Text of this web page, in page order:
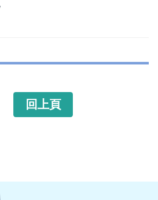
回上頁